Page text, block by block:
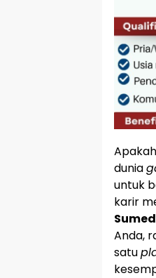
dunia
untuk
karir
Anda,
satu